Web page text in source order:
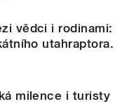
vědci i rodinami:
utahraptora.
milence i turisty